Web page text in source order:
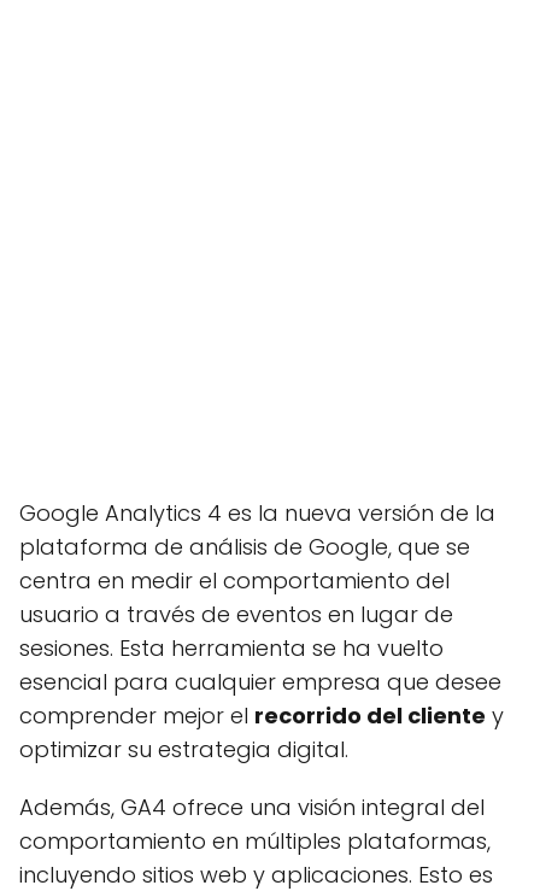
Google Analytics 4 es la nueva versión de la
plataforma de análisis de Google, que se
centra en medir el comportamiento del
usuario a través de eventos en lugar de
sesiones. Esta herramienta se ha vuelto
esencial para cualquier empresa que desee
comprender mejor el recorrido del cliente y
optimizar su estrategia digital.
Además, GA4 ofrece una visión integral del
comportamiento en múltiples plataformas,
incluyendo sitios web y aplicaciones. Esto es